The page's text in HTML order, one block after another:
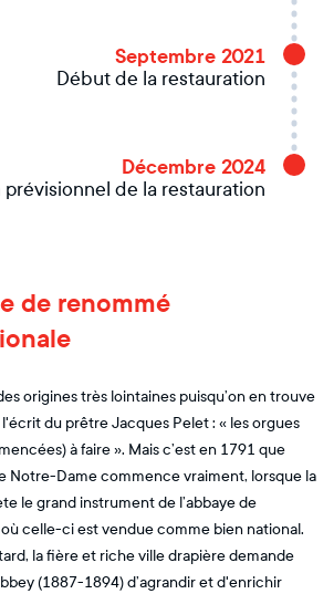
Septembre 2021
Début de la restauration
Décembre 2024
prévisionnel de la restauration
de renommé
origines très lointaines puisqu’on en trouve
du prêtre Jacques Pelet : « les orgues
à faire ». Mais c’est en 1791 que
Notre-Dame commence vraiment, lorsque la
le grand instrument de l’abbaye de
celle-ci est vendue comme bien national.
la fière et riche ville drapière demande
(1887-1894) d’agrandir et d'enrichir